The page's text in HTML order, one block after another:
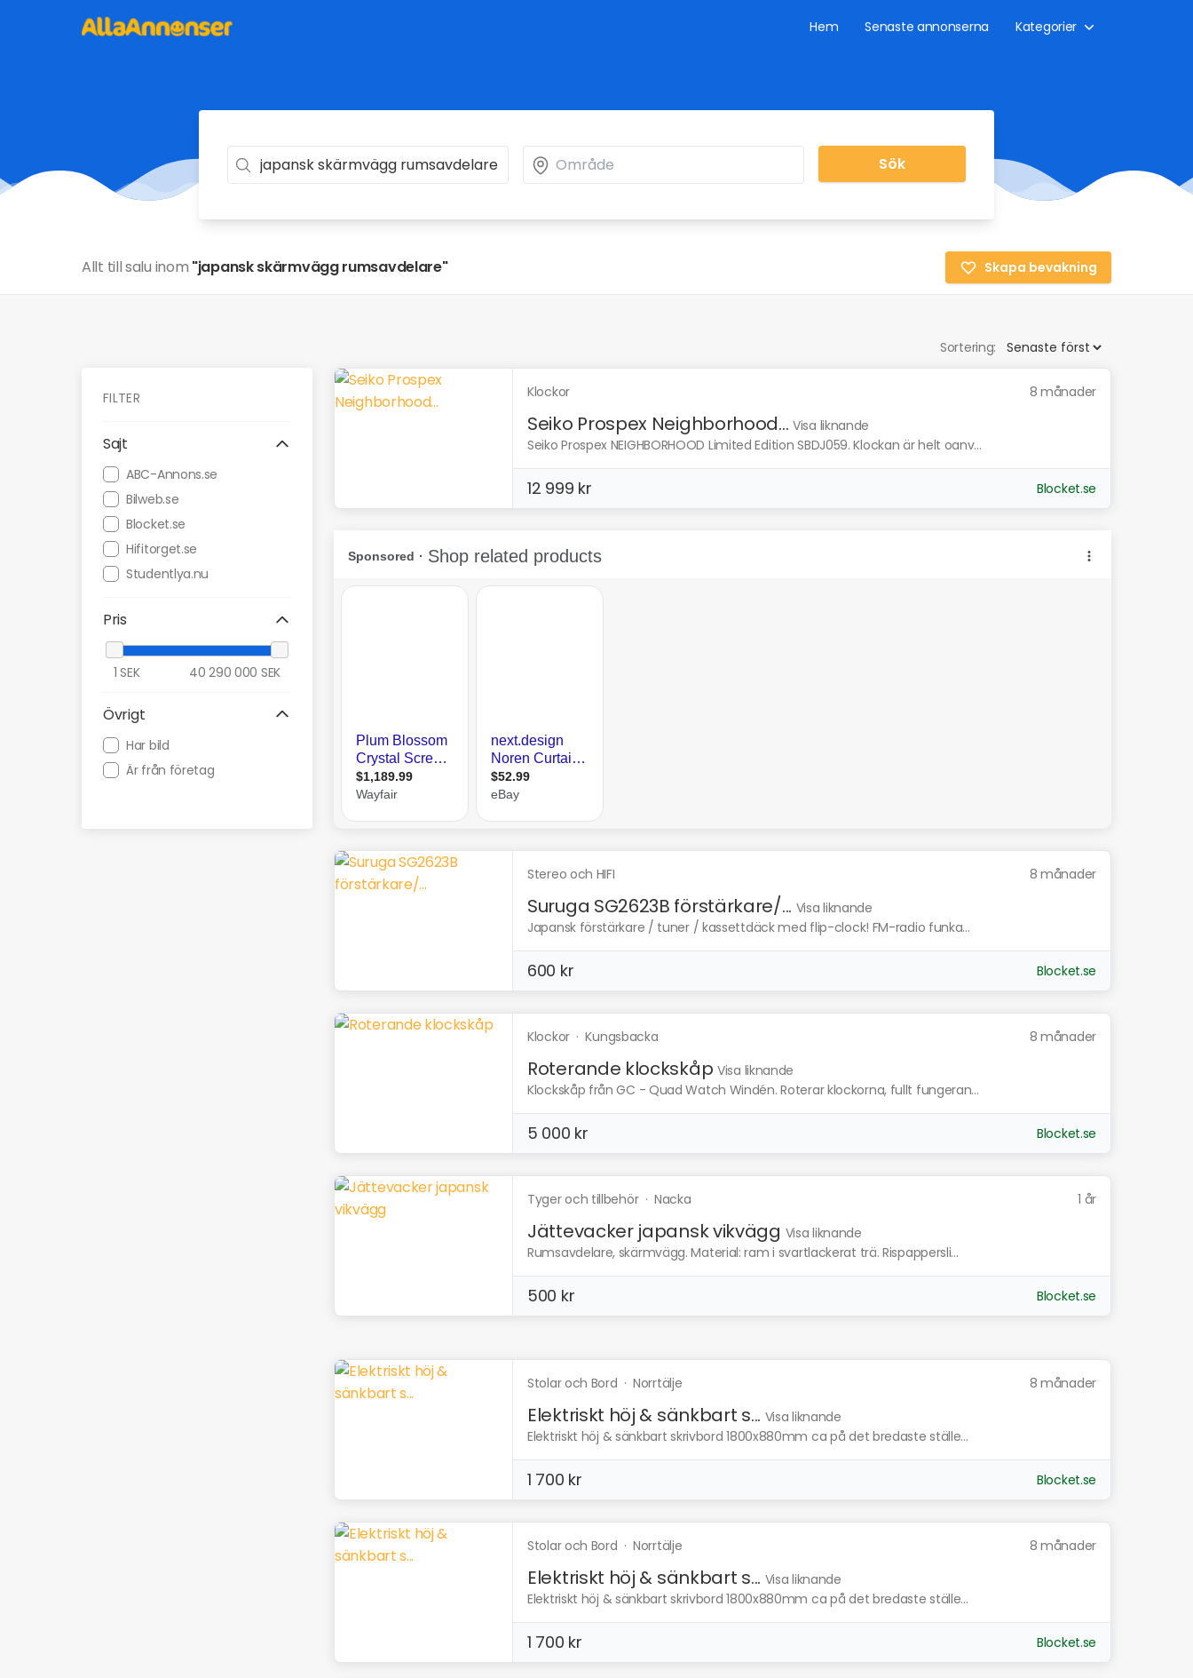
Hem Senaste annonserna Kategorier
Sök
Allt till salu inom "japansk skärmvägg rumsavdelare" Skapa bevakning
Sortering:
FILTER
Sajt
ABC-Annons.se
Bilweb.se
Blocket.se
Hifitorget.se
Studentlya.nu
Pris
1 SEK 40 290 000 SEK
Övrigt
Har bild
Är från företag
Klockor 8 månader
Seiko Prospex Neighborhood... Visa liknande
Seiko Prospex NEIGHBORHOOD Limited Edition SBDJ059. Klockan är helt oanv...
12 999 kr Blocket.se
Stereo och HIFI 8 månader
Suruga SG2623B förstärkare/... Visa liknande
Japansk förstärkare / tuner / kassettdäck med flip-clock! FM-radio funka...
600 kr Blocket.se
Klockor·Kungsbacka 8 månader
Roterande klockskåp Visa liknande
Klockskåp från GC - Quad Watch Windén. Roterar klockorna, fullt fungeran...
5 000 kr Blocket.se
Tyger och tillbehör· Nacka 1 år
Jättevacker japansk vikvägg Visa liknande
Rumsavdelare, skärmvägg. Material: ram i svartlackerat trä. Rispappersli...
500 kr Blocket.se
Stolar och Bord · Norrtälje 8 månader
Elektriskt höj & sänkbart s... Visa liknande
Elektriskt höj & sänkbart skrivbord 1800x880mm ca på det bredaste ställe...
1 700 kr Blocket.se
Stolar och Bord · Norrtälje 8 månader
Elektriskt höj & sänkbart s... Visa liknande
Elektriskt höj & sänkbart skrivbord 1800x880mm ca på det bredaste ställe...
1 700 kr Blocket.se